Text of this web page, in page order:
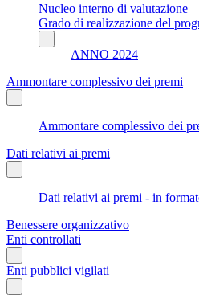
Nucleo interno di valutazione
Grado di realizzazione del
ANNO 2024
Ammontare complessivo dei premi
Ammontare complessivo dei
Dati relativi ai premi
Dati relativi ai premi - in
Benessere organizzativo
Enti controllati
Enti pubblici vigilati